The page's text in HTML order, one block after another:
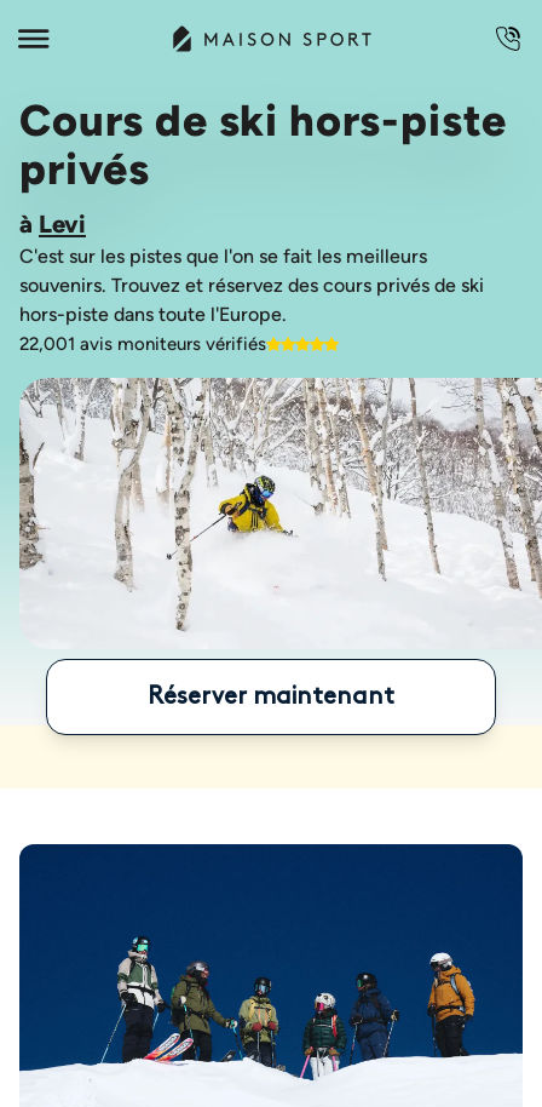
Cours de ski hors-piste
privés
à Levi
C'est sur les pistes que l'on se fait les meilleurs
souvenirs. Trouvez et réservez des cours privés de ski
22,001 avis moniteurs vérifiés
Réserver maintenant